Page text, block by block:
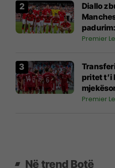
Diallo
Premier
pritet t’i
Premier
Në trend Botë